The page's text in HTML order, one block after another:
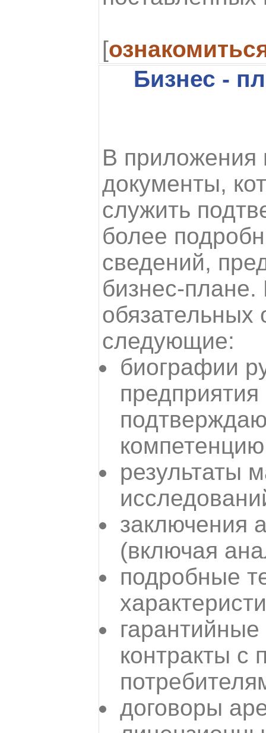
[
Бизнес -
В приложения
документы,
служить
более
сведений,
бизнес-плане.
обязательных
следующие:
биографии
результаты
заключения
(включая
подробные
контракты с
договоры